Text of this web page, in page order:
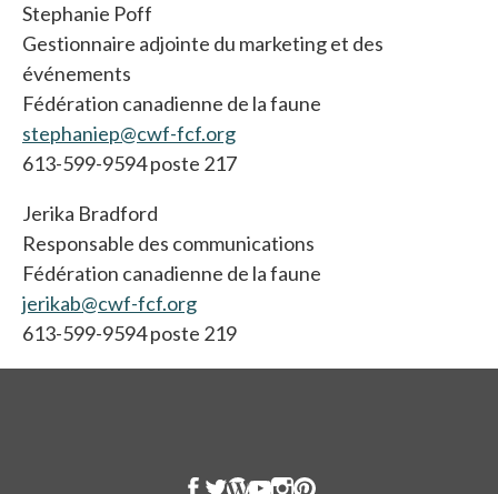
Stephanie Poff
Gestionnaire adjointe du marketing et des
événements
Fédération canadienne de la faune
stephaniep@cwf-fcf.org
613-599-9594 poste 217
Jerika Bradford
Responsable des communications
Fédération canadienne de la faune
jerikab@cwf-fcf.org
613-599-9594 poste 219